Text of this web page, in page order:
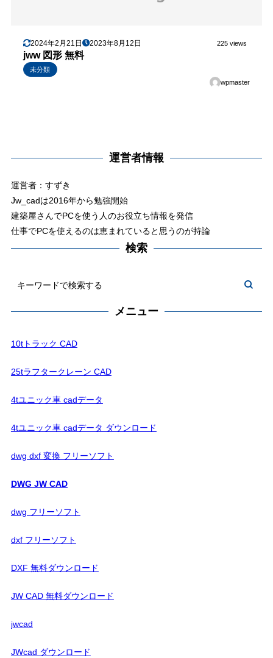
2024年2月21日 2023年8月12日 225 views
jww 図形 無料
未分類
wpmaster
運営者情報
運営者：すずき
Jw_cadは2016年から勉強開始
建築屋さんでPCを使う人のお役立ち情報を発信
仕事でPCを使えるのは恵まれていると思うのが持論
検索
メニュー
10tトラック CAD
25tラフタークレーン CAD
4tユニック車 cadデータ
4tユニック車 cadデータ ダウンロード
dwg dxf 変換 フリーソフト
DWG JW CAD
dwg フリーソフト
dxf フリーソフト
DXF 無料ダウンロード
JW CAD 無料ダウンロード
jwcad
JWcad ダウンロード